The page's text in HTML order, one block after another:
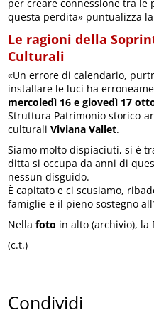
per creare connessione tra le
questa perdita» puntualizza
Le ragioni della
Culturali
«Un errore di calendario,
installare le luci ha
mercoledì 16 e giovedì 17
Struttura Patrimonio storico-
culturaliViviana Vallet.
Siamo molto dispiaciuti, si è
ditta si occupa da anni di
nessun disguido.
È capitato e ci scusiamo,
famiglie e il pieno sostegno
Nella foto in alto (archivio), la
(c.t.)
Condividi